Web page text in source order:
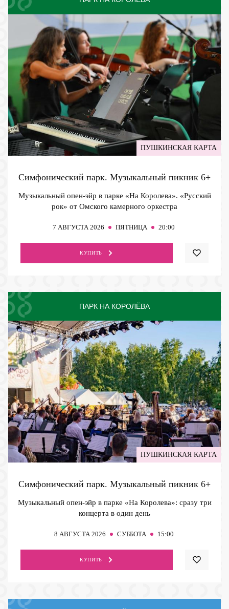
ПУШКИНСКАЯ КАРТА
Симфонический парк. Музыкальный пикник 6+
Музыкальный опен-эйр в парке «На Королева». «Русский
рок» от Омского камерного оркестра
7 АВГУСТА 2026 ПЯТНИЦА 20:00
КУПИТЬ
ПАРК НА КОРОЛЁВА
ПУШКИНСКАЯ КАРТА
Симфонический парк. Музыкальный пикник 6+
Музыкальный опен-эйр в парке «На Королева»: сразу три
концерта в один день
8 АВГУСТА 2026 СУББОТА 15:00
КУПИТЬ